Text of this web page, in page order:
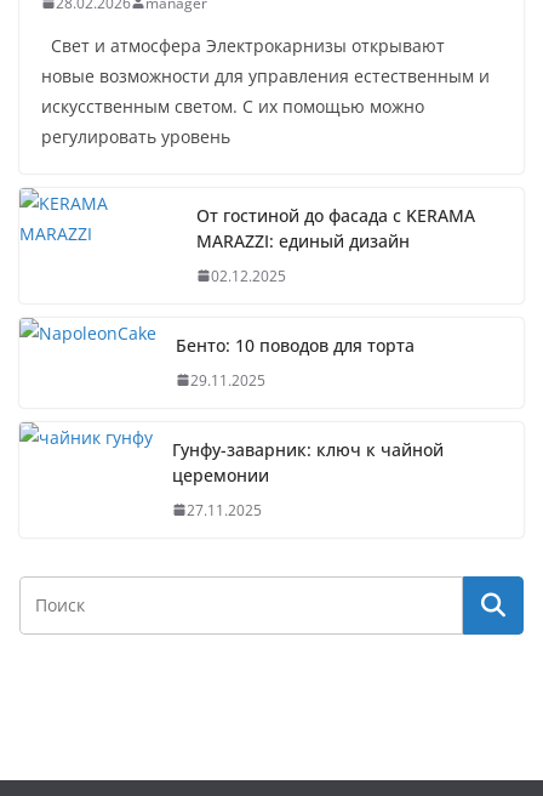
Свет и атмосфера Электрокарнизы открывают
новые возможности для управления естественным и
искусственным светом. С их помощью можно
регулировать уровень
От гостиной до фасада с KERAMA
MARAZZI: единый дизайн
02.12.2025
Бенто: 10 поводов для торта
29.11.2025
Гунфу-заварник: ключ к чайной
церемонии
27.11.2025